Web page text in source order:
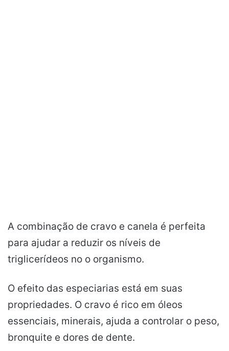
A combinação de cravo e canela é perfeita
para ajudar a reduzir os níveis de
triglicerídeos no o organismo.
O efeito das especiarias está em suas
propriedades. O cravo é rico em óleos
essenciais, minerais, ajuda a controlar o peso,
bronquite e dores de dente.